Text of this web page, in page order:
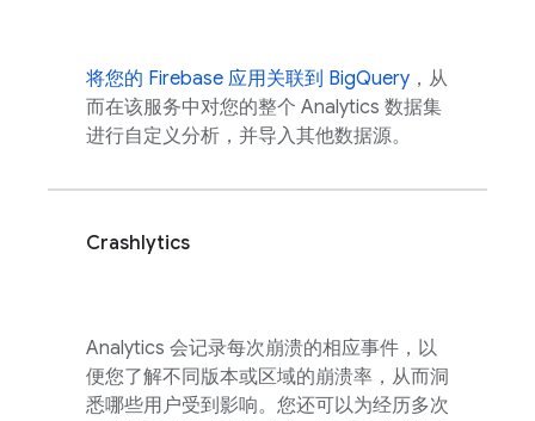
将您的 Firebase 应用关联到 BigQuery ，从
而在该服务中对您的整个 Analytics 数据集
进行自定义分析，并导入其他数据源。
Crashlytics
Analytics 会记录每次崩溃的相应事件，以
便您了解不同版本或区域的崩溃率，从而洞
悉哪些用户受到影响。您还可以为经历多次